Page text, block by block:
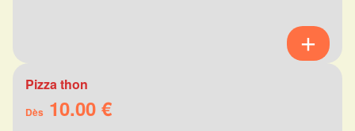
Pizza thon
Dès 10.00 €